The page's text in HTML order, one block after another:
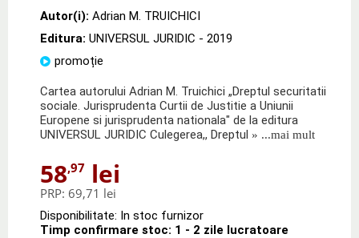
Autor(i): Adrian M. TRUICHICI
Editura: UNIVERSUL JURIDIC - 2019
promoție
Cartea autorului Adrian M. Truichici „Dreptul securitatii
sociale. Jurisprudenta Curtii de Justitie a Uniunii
Europene si jurisprudenta nationala" de la editura
UNIVERSUL JURIDIC Culegerea,, Dreptul » ...mai mult
58,97 lei
PRP: 69,71 lei
Disponibilitate: In stoc furnizor
Timp confirmare stoc: 1 - 2 zile lucratoare